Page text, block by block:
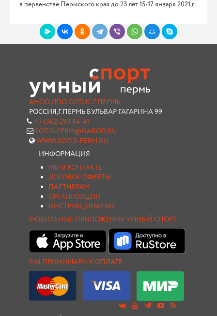
в первенстве Пермского края до 23 лет 15-17 января 2021 г.
АНОО ДПО СОТИС Г.ПЕРМЬ
РОССИЯ,Г.ПЕРМЬ БУЛЬВАР ГАГАРИНА 99
+ 7 (342) 293-64-41
SOTIS-PERM@NAROD.RU
WWW.SOTIS-PERM.RU
ИНФОРМАЦИЯ
МЫ В КОНТАКТЕ
ДОГОВОР ОФЕРТЫ
ПАРТНЕРАМ
ОРГАНИЗАЦИИ
ИНСТРУКЦИИ&FAQ
МОБИЛЬНЫЕ ПРИЛОЖЕНИЯ УМНЫЙ СПОРТ
МЫ ПРИНИМАЕМ К ОПЛАТЕ